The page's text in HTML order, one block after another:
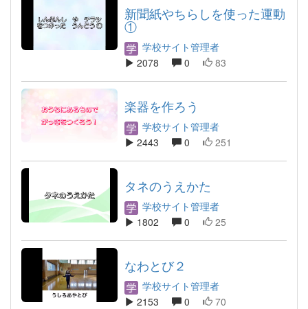
新聞紙やちらしを使った運動
①
学校サイト管理者
2078
0 83
楽器を作ろう
学校サイト管理者
2443
0 251
タネのうえかた
学校サイト管理者
1802
0 25
なわとび２
学校サイト管理者
2153
0 70